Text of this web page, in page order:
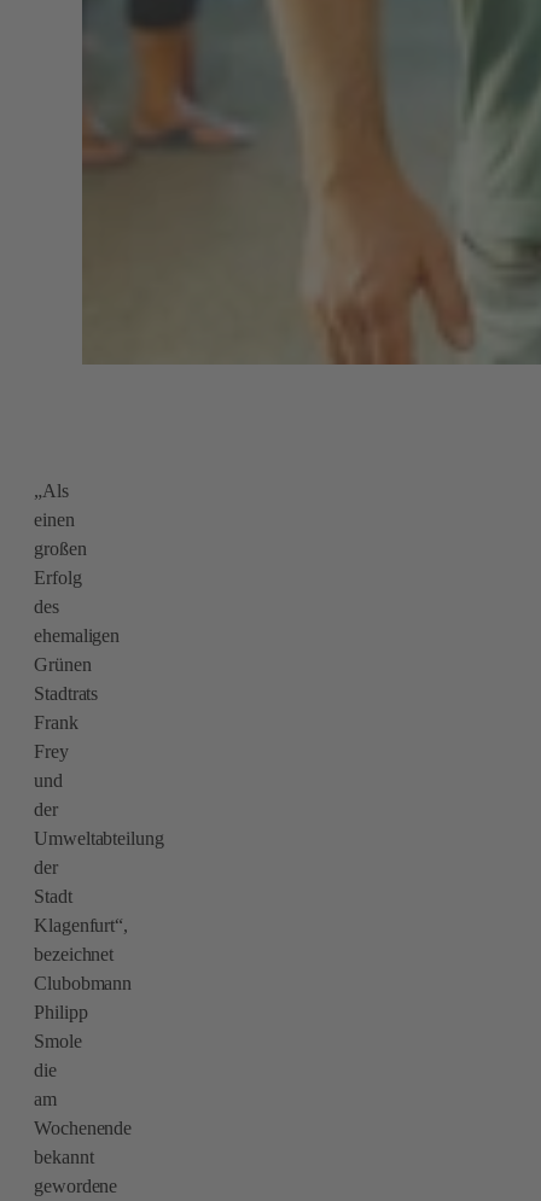
„Als
einen
großen
Erfolg
des
ehemaligen
Grünen
Stadtrats
Frank
Frey
und
der
Umweltabteilung
der
Stadt
Klagenfurt“,
bezeichnet
Clubobmann
Philipp
Smole
die
am
Wochenende
bekannt
gewordene